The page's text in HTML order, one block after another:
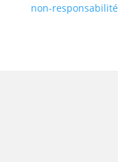
non-responsabilité